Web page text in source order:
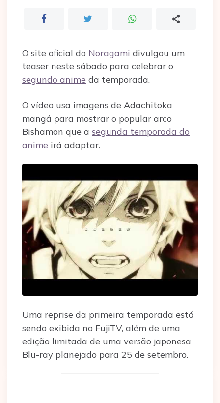
O site oficial do Noragami divulgou um
teaser neste sábado para celebrar o
segundo anime da temporada.
O vídeo usa imagens de Adachitoka
mangá para mostrar o popular arco
Bishamon que a segunda temporada do
anime irá adaptar.
Uma reprise da primeira temporada está
sendo exibida no FujiTV, além de uma
edição limitada de uma versão japonesa
Blu-ray planejado para 25 de setembro.